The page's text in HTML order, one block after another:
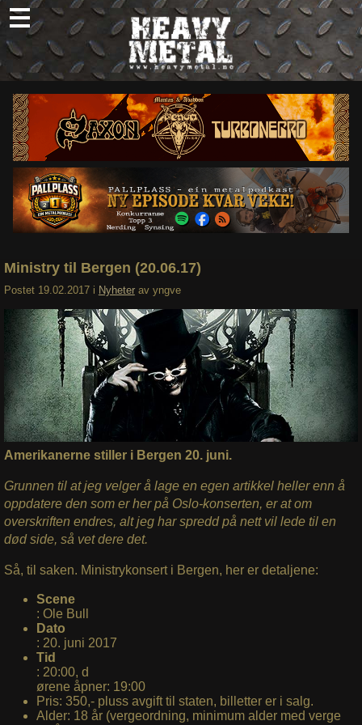
Skip
to
content
Nyheter
Omtaler
Intervjuer
Om oss
Abonner
Søk
Ministry til Bergen (20.06.17)
Postet 19.02.2017 i Nyheter av yngve
Amerikanerne stiller i Bergen 20. juni.
Grunnen til at jeg velger å lage en egen artikkel heller enn å
oppdatere den som er her på Oslo-konserten, er at om
overskriften endres, alt jeg har spredd på nett vil lede til en
død side, så vet dere det.
Så, til saken. Ministrykonsert i Bergen, her er detaljene:
Scene
: Ole Bull
Dato
: 20. juni 2017
Tid
: 20:00, d
ørene åpner: 19:00
Pris: 350,- pluss avgift til staten, billetter er i salg.
Alder: 18 år (vergeordning, minimum alder med verge